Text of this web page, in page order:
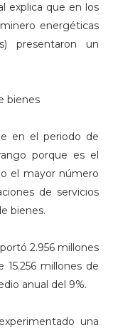
explica que en los
energéticas
presentaron un
bienes
en el periodo de
porque es el
el mayor número
de servicios
bienes.
2.956 millones
millones de
anual del 9%.
una